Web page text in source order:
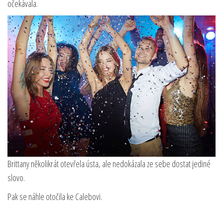
očekávala.
Brittany několikrát otevřela ústa, ale nedokázala ze sebe dostat jediné
slovo.
Pak se náhle otočila ke Calebovi.